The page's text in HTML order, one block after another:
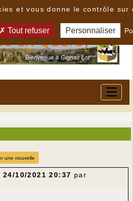
une nouvelle
24/10/2021 20:37 par
et vous donne le contrôle sur
Tout refuser Personnaliser